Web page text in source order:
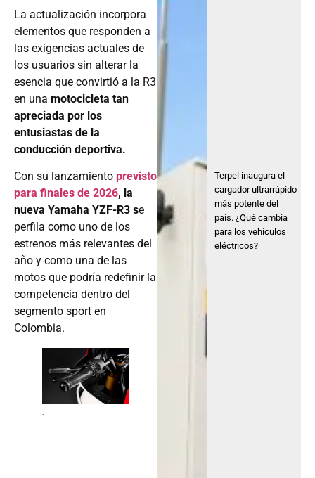
La actualización incorpora
elementos que responden a
las exigencias actuales de
los usuarios sin alterar la
esencia que convirtió a la R3
en una motocicleta tan
apreciada por los
entusiastas de la
conducción deportiva.
Con su lanzamiento previsto
para finales de 2026, la
nueva Yamaha YZF-R3 se
perfila como uno de los
estrenos más relevantes del
año y como una de las
motos que podría redefinir la
competencia dentro del
segmento sport en
Colombia.
.
Terpel inaugura el
cargador ultrarrápido
más potente del
país. ¿Qué cambia
para los vehículos
eléctricos?